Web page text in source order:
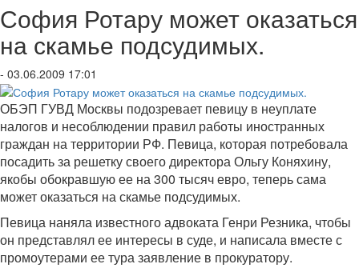
София Ротару может оказаться
на скамье подсудимых.
- 03.06.2009 17:01
ОБЭП ГУВД Москвы подозревает певицу в неуплате
налогов и несоблюдении правил работы иностранных
граждан на территории РФ. Певица, которая потребовала
посадить за решетку своего директора Ольгу Коняхину,
якобы обокравшую ее на 300 тысяч евро, теперь сама
может оказаться на скамье подсудимых.
Певица наняла известного адвоката Генри Резника, чтобы
он представлял ее интересы в суде, и написала вместе с
промоутерами ее тура заявление в прокуратору.